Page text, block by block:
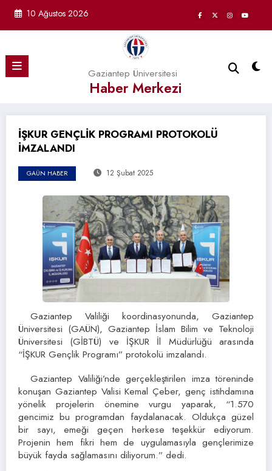
10 Ağustos 2026
Gaziantep Üniversitesi
Haber Merkezi
İŞKUR GENÇLİK PROGRAMI PROTOKOLÜ
İMZALANDI
GAÜN HABER 12 Şubat 2025
Gaziantep Valiliği koordinasyonunda, Gaziantep
Üniversitesi (GAÜN), Gaziantep İslam Bilim ve Teknoloji
Üniversitesi (GİBTÜ) ve İŞKUR İl Müdürlüğü arasında
“İŞKUR Gençlik Programı” protokolü imzalandı.
Gaziantep Valiliği’nde gerçekleştirilen imza töreninde
konuşan Gaziantep Valisi Kemal Çeber, genç istihdamına
yönelik projelerin önemine vurgu yaparak, “1.570
gencimiz bu programdan faydalanacak. Oldukça güzel
bir sayı, emeği geçen herkese teşekkür ediyorum.
Projenin hem fikri hem de uygulamasıyla gençlerimize
büyük fayda sağlamasını diliyorum.” dedi.